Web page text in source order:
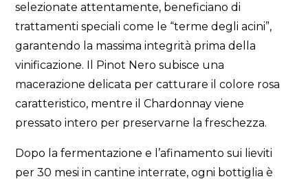
selezionate attentamente, beneficiano di
trattamenti speciali come le “terme degli acini”,
garantendo la massima integrità prima della
vinificazione. Il Pinot Nero subisce una
macerazione delicata per catturare il colore rosa
caratteristico, mentre il Chardonnay viene
pressato intero per preservarne la freschezza.
Dopo la fermentazione e l’afinamento sui lieviti
per 30 mesi in cantine interrate, ogni bottiglia è